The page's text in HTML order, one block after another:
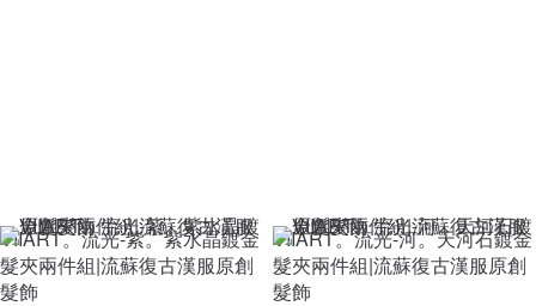
VIIART。流光-紫。紫水晶鍍金
髮夾兩件組|流蘇復古漢服原創
髮飾
VIIART。流光-河。天河石鍍金
髮夾兩件組|流蘇復古漢服原創
髮飾